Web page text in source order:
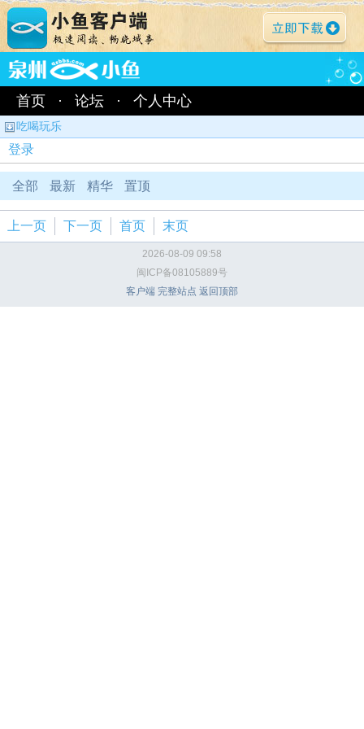
首页 · 论坛 · 个人中心
吃喝玩乐
登录
全部 最新 精华 置顶
上一页 下一页 首页 末页
2026-08-09 09:58
闽ICP备08105889号
客户端 完整站点 返回顶部